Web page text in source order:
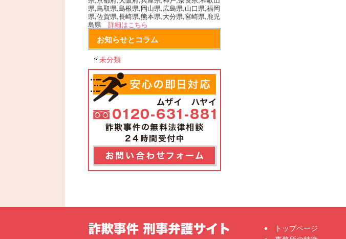
県,鳥取県,島根県,岡山県,広島県,山口県,福岡
県,佐賀県,長崎県,熊本県,大分県,宮崎県,鹿児
島県 詳細はこちら
お知らせとコラム
未分類
トップページ